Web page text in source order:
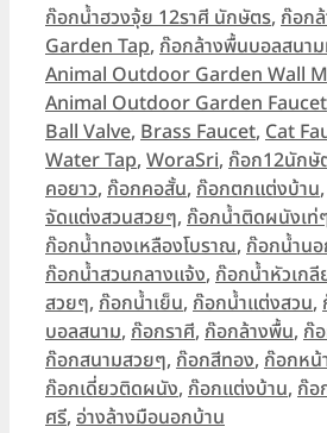
Categories
ก๊อกน้ำฮวงจุ้ย 12ราศี นักษัตร, ก๊อก
Garden Tap, ก๊อกล้างพื้นบอลสนา
Animal Outdoor Garden Wall
Tags
Animal Outdoor Garden Faucet
Ball Valve, Brass Faucet, Cat
Water Tap, WoraSri, ก๊อก12นักษั
คอยาว, ก๊อกคอสั้น, ก๊อกตกแต่งบ้าน,
จัดแต่งสวนสวยๆ, ก๊อกน้ำติดผนังเท่
ก๊อกน้ำทองเหลืองโบราณ, ก๊อกน้ำน
ก๊อกน้ำสวนกลางแจ้ง, ก๊อกน้ำหัวเก
สวยๆ, ก๊อกน้ำเย็น, ก๊อกน้ำแต่งสวน,
บอลสนาม, ก๊อกราศี, ก๊อกล้างพื้น, ก๊
ก๊อกสนามสวยๆ, ก๊อกสีทอง, ก๊อกหน้
ก๊อกเดี่ยวติดผนัง, ก๊อกแต่งบ้าน, ก๊อ
ศรี, อ่างล้างมือนอกบ้าน